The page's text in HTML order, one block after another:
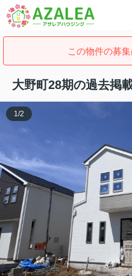
この物件の募集
大野町28期の過去掲
1/2